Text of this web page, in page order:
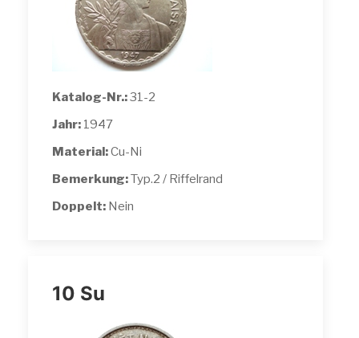
Katalog-Nr.:31-2
Jahr: 1947
Material:Cu-Ni
Bemerkung:Typ.2 / Riffelrand
Doppelt: Nein
10 Su